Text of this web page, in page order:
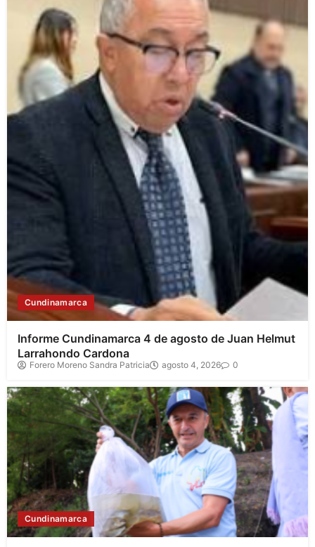
Cundinamarca
Informe Cundinamarca 4 de agosto de Juan Helmut
Larrahondo Cardona
Forero Moreno Sandra Patricia agosto 4, 2026 0
Cundinamarca